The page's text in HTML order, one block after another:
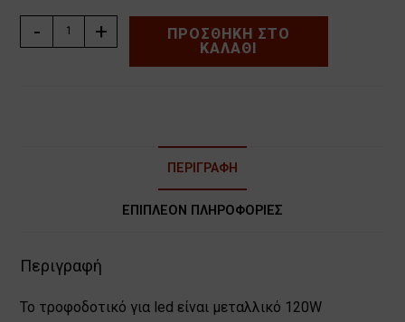
ΤΡΟΦΟΔΟΤΙΚO
ΓΙΑ
- +
ΠΡΟΣΘΉΚΗ ΣΤΟ
ΚΑΛΆΘΙ
ΠΕΡΙΓΡΑΦΉ
ΕΠΙΠΛΈΟΝ ΠΛΗΡΟΦΟΡΊΕΣ
Περιγραφή
Το τροφοδοτικό για led είναι μεταλλικό 120W